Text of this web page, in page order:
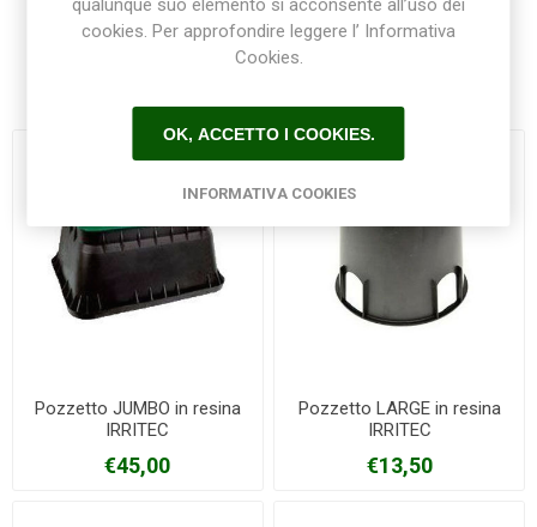
Pozzetto JUMBO in resina
IRRITEC
€45,00
Pozzetto LARGE in resina
IRRITEC
€13,50
qualunque suo elemento si acconsente all’uso dei
cookies. Per approfondire leggere l’ Informativa
Cookies.
OK, ACCETTO I COOKIES.
INFORMATIVA COOKIES